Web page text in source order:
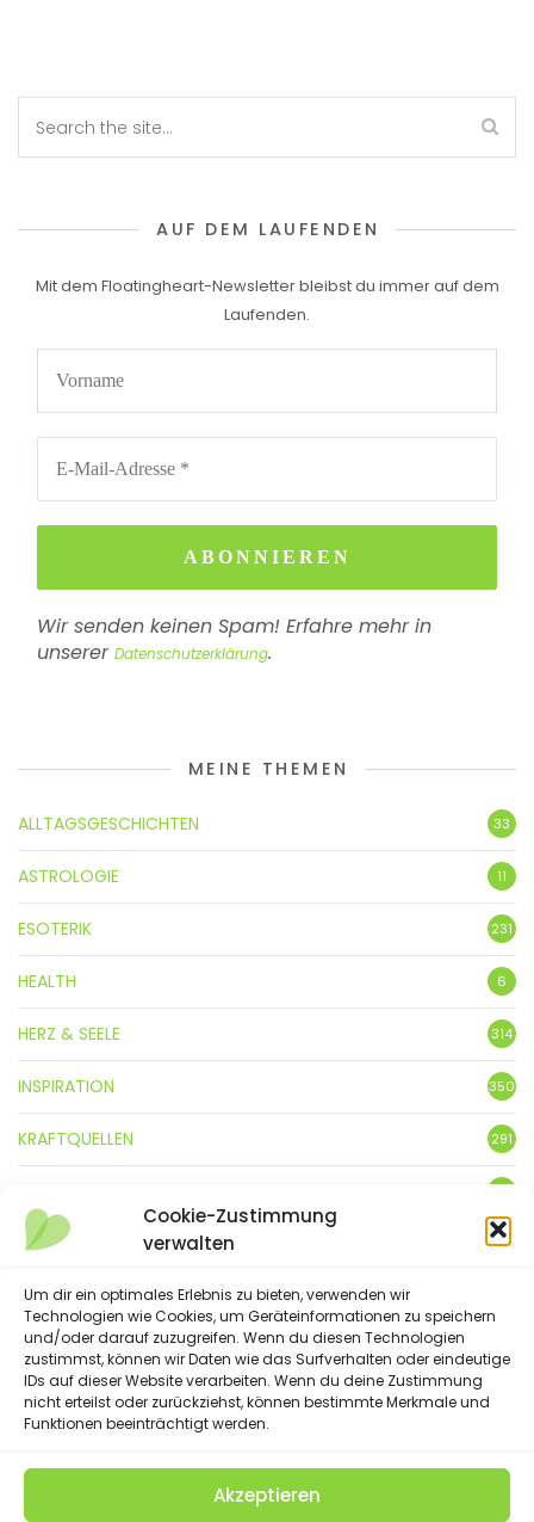
Cookie-Zustimmung
verwalten
Um dir ein optimales Erlebnis zu bieten, verwenden wir
Technologien wie Cookies, um Geräteinformationen zu speichern
und/oder darauf zuzugreifen. Wenn du diesen Technologien
zustimmst, können wir Daten wie das Surfverhalten oder eindeutige
IDs auf dieser Website verarbeiten. Wenn du deine Zustimmung
nicht erteilst oder zurückziehst, können bestimmte Merkmale und
Funktionen beeinträchtigt werden.
Akzeptieren
AUF DEM LAUFENDEN
Mit dem Floatingheart-Newsletter bleibst du immer auf dem
Laufenden.
Wir senden keinen Spam! Erfahre mehr in
unserer Datenschutzerklärung.
MEINE THEMEN
ALLTAGSGESCHICHTEN 33
ASTROLOGIE 11
ESOTERIK 231
HEALTH 6
HERZ & SEELE 314
INSPIRATION 350
KRAFTQUELLEN 291
3
LEBENSFREUDE 359
LIFESTYLE
NATUR
SPRÜCHE & GEDICHTE